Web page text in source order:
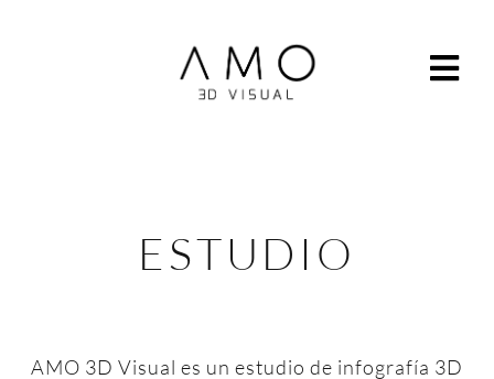
ESTUDIO
AMO 3D Visual es un estudio de infografía 3D